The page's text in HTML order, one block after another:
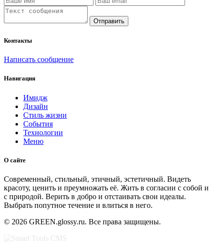
Отправить
Контакты
Написать сообщение
Навигация
Имидж
Дизайн
Стиль жизни
События
Технологии
Меню
О сайте
Современный, стильный, этичный, эстетичный. Видеть
красоту, ценить и преумножать её. Жить в согласии с собой и
с природой. Верить в добро и отстаивать свои идеалы.
Выбрать попутное течение и влиться в него.
© 2026 GREEN.glossy.ru. Все права защищены.